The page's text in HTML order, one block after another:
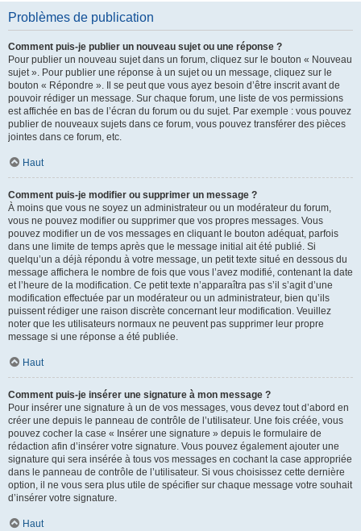
Problèmes de publication
Comment puis-je publier un nouveau sujet ou une réponse ?
Pour publier un nouveau sujet dans un forum, cliquez sur le bouton « Nouveau
sujet ». Pour publier une réponse à un sujet ou un message, cliquez sur le
bouton « Répondre ». Il se peut que vous ayez besoin d’être inscrit avant de
pouvoir rédiger un message. Sur chaque forum, une liste de vos permissions
est affichée en bas de l’écran du forum ou du sujet. Par exemple : vous pouvez
publier de nouveaux sujets dans ce forum, vous pouvez transférer des pièces
jointes dans ce forum, etc.
Haut
Comment puis-je modifier ou supprimer un message ?
À moins que vous ne soyez un administrateur ou un modérateur du forum,
vous ne pouvez modifier ou supprimer que vos propres messages. Vous
pouvez modifier un de vos messages en cliquant le bouton adéquat, parfois
dans une limite de temps après que le message initial ait été publié. Si
quelqu’un a déjà répondu à votre message, un petit texte situé en dessous du
message affichera le nombre de fois que vous l’avez modifié, contenant la date
et l’heure de la modification. Ce petit texte n’apparaîtra pas s’il s’agit d’une
modification effectuée par un modérateur ou un administrateur, bien qu’ils
puissent rédiger une raison discrète concernant leur modification. Veuillez
noter que les utilisateurs normaux ne peuvent pas supprimer leur propre
message si une réponse a été publiée.
Haut
Comment puis-je insérer une signature à mon message ?
Pour insérer une signature à un de vos messages, vous devez tout d’abord en
créer une depuis le panneau de contrôle de l’utilisateur. Une fois créée, vous
pouvez cocher la case « Insérer une signature » depuis le formulaire de
rédaction afin d’insérer votre signature. Vous pouvez également ajouter une
signature qui sera insérée à tous vos messages en cochant la case appropriée
dans le panneau de contrôle de l’utilisateur. Si vous choisissez cette dernière
option, il ne vous sera plus utile de spécifier sur chaque message votre souhait
d’insérer votre signature.
Haut